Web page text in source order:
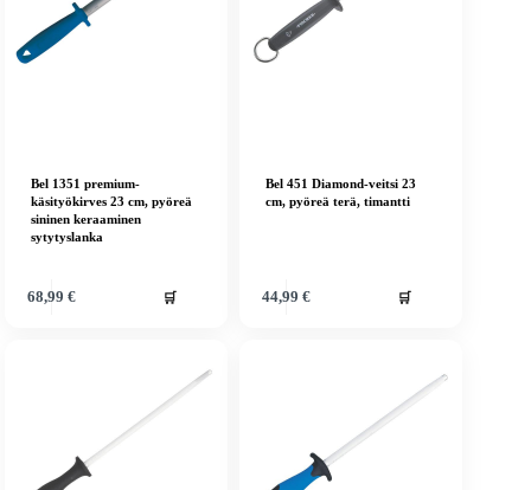
Bel 1351 premium-
käsityökirves 23 cm, pyöreä
sininen keraaminen
sytytyslanka
68,99 € 🛒
Bel 451 Diamond-veitsi 23
cm, pyöreä terä, timantti
44,99 € 🛒